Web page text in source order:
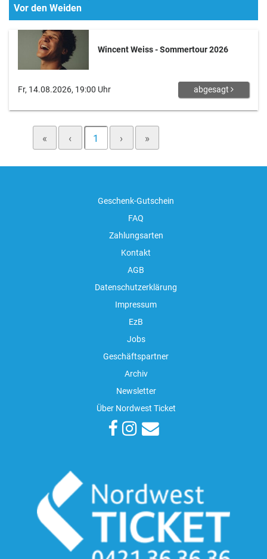
Vor den Weiden
Wincent Weiss - Sommertour 2026
Fr, 14.08.2026, 19:00 Uhr abgesagt
« ‹ 1 › »
Geschenk-Gutschein
FAQ
Zahlungsarten
Kontakt
AGB
Datenschutzerklärung
Impressum
EzB
Jobs
Geschäftspartner
Archiv
Newsletter
Über Nordwest Ticket